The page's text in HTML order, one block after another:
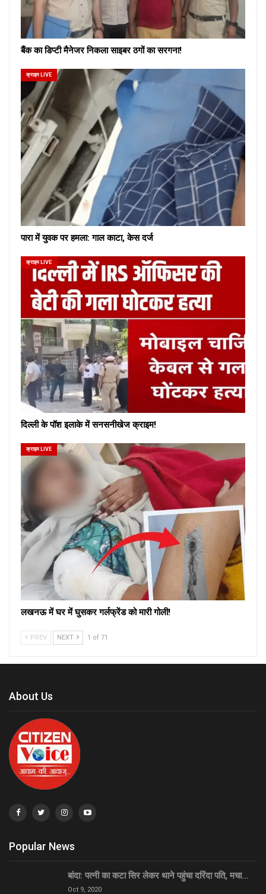
बैंक का डिप्टी मैनेजर निकला साइबर ठगों का सरगना!
क्राइम LIVE
पारा में युवक पर हमला: गाल काटा, केस दर्ज
क्राइम LIVE
दिल्ली के पॉश इलाके में सनसनीखेज क्राइम!
क्राइम LIVE
लखनऊ में घर में घुसकर गर्लफ्रेंड को मारी गोली!
PREV NEXT 1 of 71
About Us
Popular News
बांदा: पत्नी का कटा सिर लेकर थाने पहुंचा दरिंदा पति, मचा…
Oct 9, 2020